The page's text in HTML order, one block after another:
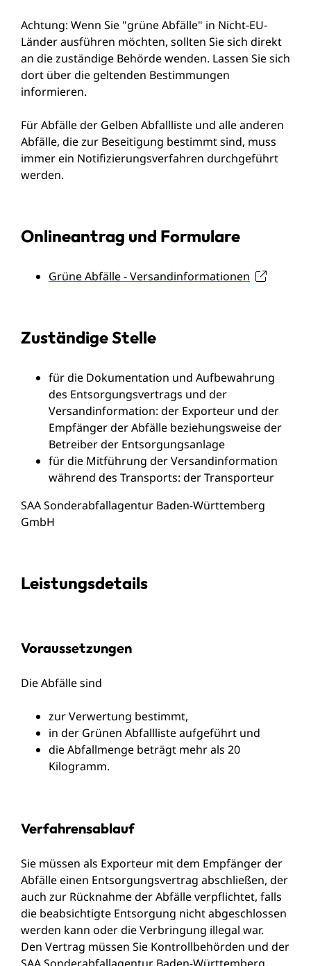
Achtung: Wenn Sie "grüne Abfälle" in Nicht-EU-
Länder ausführen möchten, sollten Sie sich direkt
an die zuständige Behörde wenden. Lassen Sie sich
dort über die geltenden Bestimmungen
informieren.
Für Abfälle der Gelben Abfallliste und alle anderen
Abfälle, die zur Beseitigung bestimmt sind, muss
immer ein Notifizierungsverfahren durchgeführt
werden.
Onlineantrag und Formulare
Grüne Abfälle - Versandinformationen
Zuständige Stelle
für die Dokumentation und Aufbewahrung
des Entsorgungsvertrags und der
Versandinformation: der Exporteur und der
Empfänger der Abfälle beziehungsweise der
Betreiber der Entsorgungsanlage
für die Mitführung der Versandinformation
während des Transports: der Transporteur
SAA Sonderabfallagentur Baden-Württemberg
GmbH
Leistungsdetails
Voraussetzungen
Die Abfälle sind
zur Verwertung bestimmt,
in der Grünen Abfallliste aufgeführt und
die Abfallmenge beträgt mehr als 20
Kilogramm.
Verfahrensablauf
Sie müssen als Exporteur mit dem Empfänger der
Abfälle einen Entsorgungsvertrag abschließen, der
auch zur Rücknahme der Abfälle verpflichtet, falls
die beabsichtigte Entsorgung nicht abgeschlossen
werden kann oder die Verbringung illegal war.
Den Vertrag müssen Sie Kontrollbehörden und der